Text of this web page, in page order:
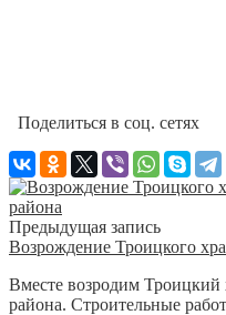
Поделиться в соц. сетях
Предыдущая запись
Возрождение Троицкого
Вместе возродим
района. Строительные